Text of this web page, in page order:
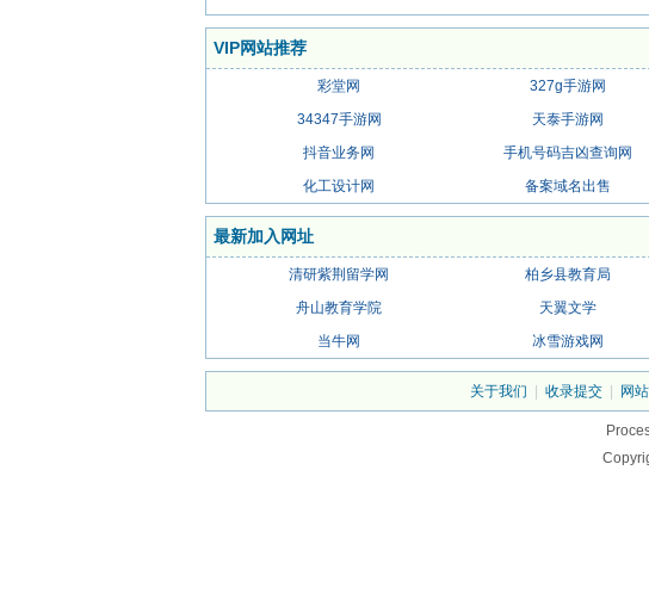
VIP网站推荐
彩堂网 327g手游网
34347手游网
天泰手游网
抖音业务网
手机号码吉凶查询网
化工设计网
备案域名出售
最新加入网址
清研紫荆留学网 柏乡县教育局
舟山教育学院
天翼文学
当牛网
冰雪游戏网
关于我们 收录提交 网